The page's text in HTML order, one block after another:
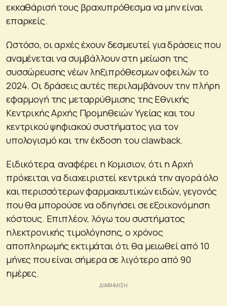
εκκαθάρισή τους βραχυπρόθεσμα να μην είναι
επαρκείς.
Ωστόσο, οι αρχές έχουν δεσμευτεί για δράσεις που
αναμένεται να συμβάλλουν στη μείωση της
συσσώρευσης νέων ληξιπρόθεσμων οφειλών το
2024. Οι δράσεις αυτές περιλαμβάνουν την πλήρη
εφαρμογή της μεταρρύθμισης της Εθνικής
Κεντρικής Αρχής Προμηθειών Υγείας και του
κεντρικού ψηφιακού συστήματος για τον
υπολογισμό και την έκδοση του clawback.
Ειδικότερα, αναφέρει η Κομισιον, ότι η Αρχή
πρόκειται να διαχειριστεί κεντρικά την αγορά όλο
και περισσότερων φαρμακευτικών ειδών, γεγονός
που θα μπορούσε να οδηγήσει σε εξοικονόμηση
κόστους. Επιπλέον, λόγω του συστήματος
ηλεκτρονικής τιμολόγησης, ο χρόνος
αποπληρωμής εκτιμάται ότι θα μειωθεί από 10
μήνες που είναι σήμερα σε λιγότερο από 90
ημέρες.